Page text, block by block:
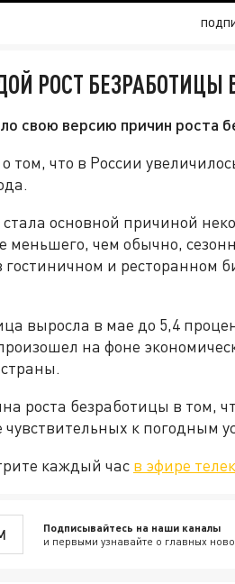
РОСТ БЕЗРАБОТИЦЫ
свою версию причин роста
что в России
основной причиной
меньшего, чем обычно,
гостиничном и ресторанном
выросла в мае до 5,4
на фоне
роста безработицы в том,
чувствительных к погодным
каждый час в эфире
Подписывайтесь на наши каналы
и первыми узнавайте о главных